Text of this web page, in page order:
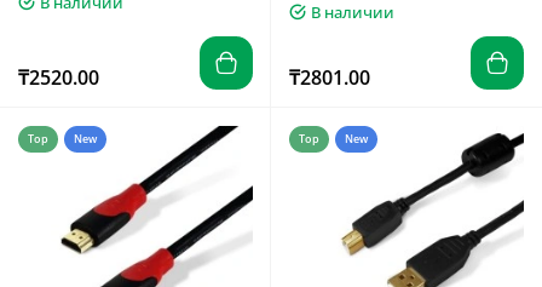
₸2520.00
В наличии
₸2801.00
Top New Top New